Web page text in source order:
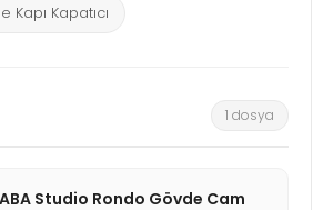
Kapatıcı
1 dosya
Studio Rondo Gövde Cam